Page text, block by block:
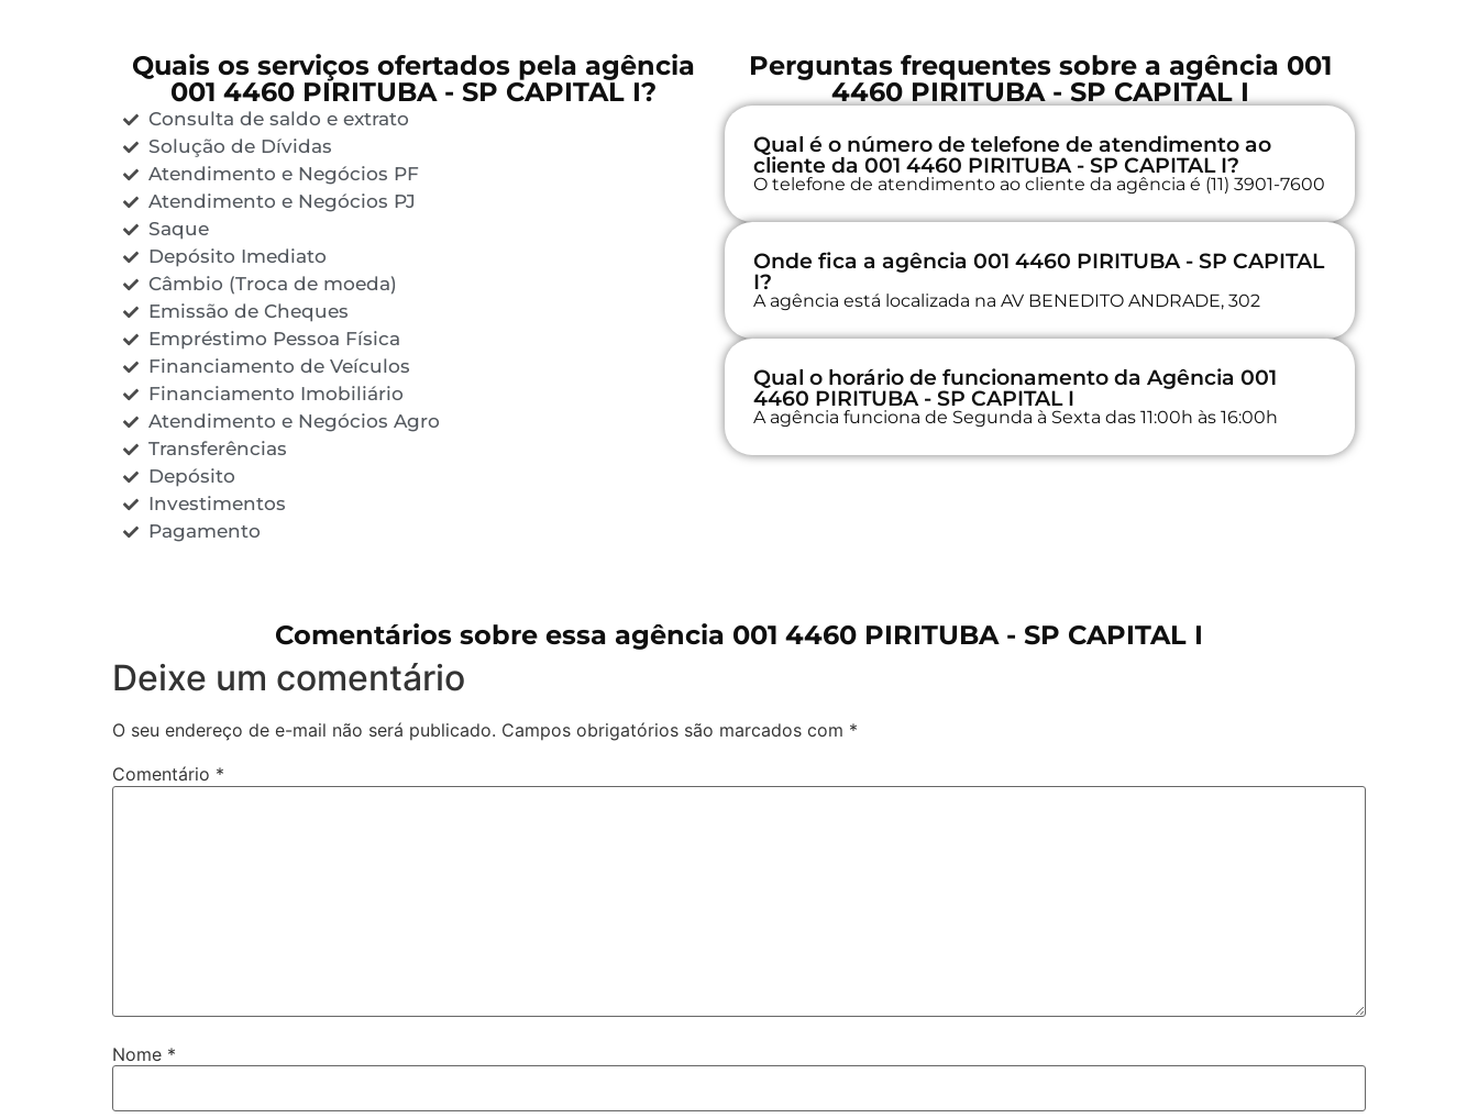
Quais os serviços ofertados pela agência
001 4460 PIRITUBA - SP CAPITAL I?
Consulta de saldo e extrato
Solução de Dívidas
Atendimento e Negócios PF
Atendimento e Negócios PJ
Saque
Depósito Imediato
Câmbio (Troca de moeda)
Emissão de Cheques
Empréstimo Pessoa Física
Financiamento de Veículos
Financiamento Imobiliário
Atendimento e Negócios Agro
Transferências
Depósito
Investimentos
Pagamento
Perguntas frequentes sobre a agência 001
4460 PIRITUBA - SP CAPITAL I
Qual é o número de telefone de atendimento ao
cliente da 001 4460 PIRITUBA - SP CAPITAL I?
O telefone de atendimento ao cliente da agência é (11) 3901-7600
Onde fica a agência 001 4460 PIRITUBA - SP CAPITAL
I?
A agência está localizada na AV BENEDITO ANDRADE, 302
Qual o horário de funcionamento da Agência 001
4460 PIRITUBA - SP CAPITAL I
A agência funciona de Segunda à Sexta das 11:00h às 16:00h
Comentários sobre essa agência 001 4460 PIRITUBA - SP CAPITAL I
Deixe um comentário
O seu endereço de e-mail não será publicado. Campos obrigatórios são marcados com *
Comentário *
Nome *